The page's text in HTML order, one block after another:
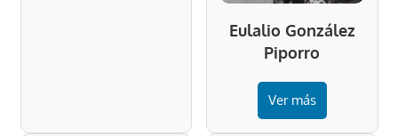
Eulalio González
Piporro
Ver más